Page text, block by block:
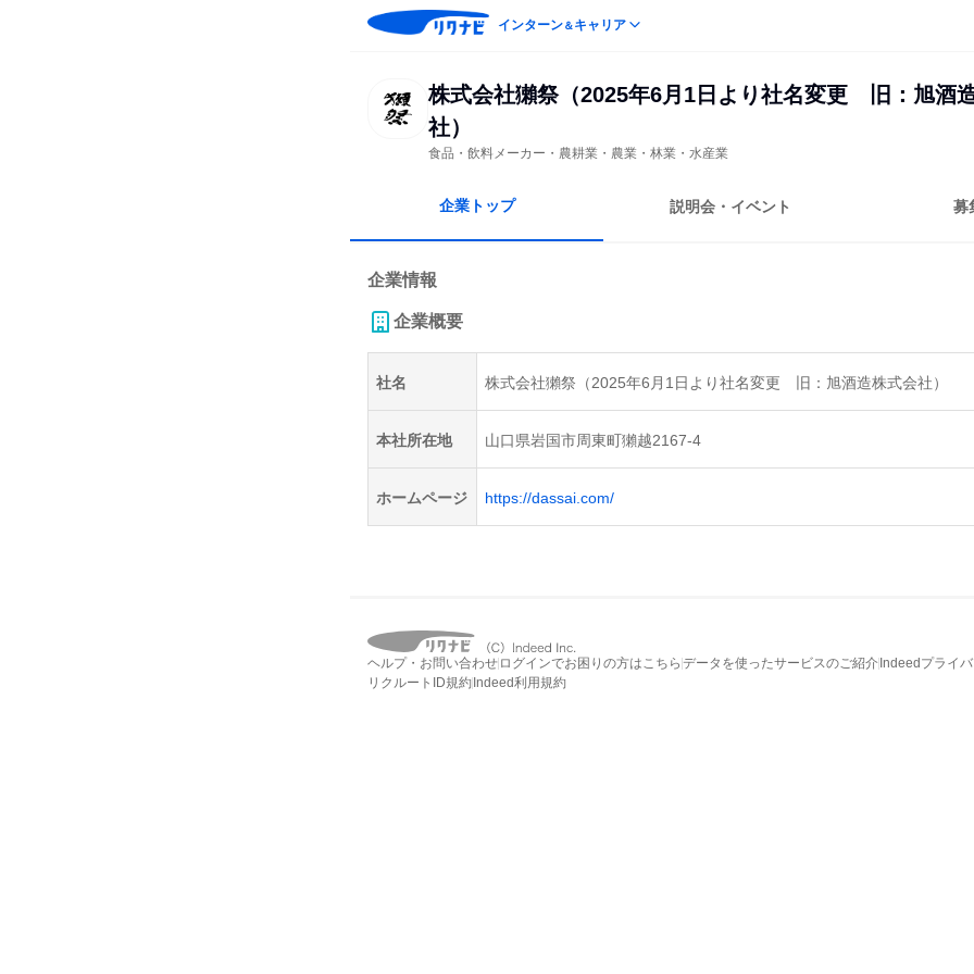
インターン＆キャリア
株式会社獺祭（2025年6月1日より社名変更 旧：旭酒
社）
食品・飲料メーカー・農耕業・農業・林業・水産業
企業トップ 説明会・イベント 募
企業情報
企業概要
社名 株式会社獺祭（2025年6月1日より社名変更 旧：旭酒造株式会社）
本社所在地 山口県岩国市周東町獺越2167-4
ホームページ https://dassai.com/
ヘルプ・お問い合わせ ログインでお困りの方はこちら データを使ったサービスのご紹介 Indeedプライ
リクルートID規約 Indeed利用規約